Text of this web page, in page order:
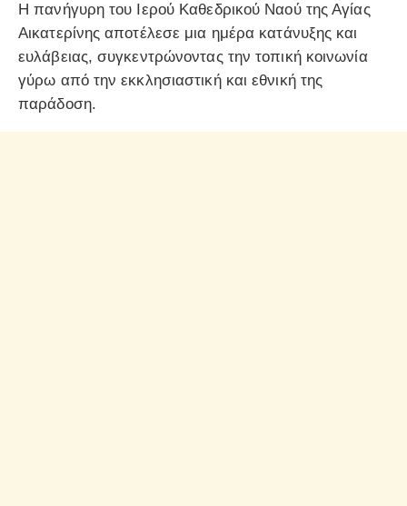
Η πανήγυρη του Ιερού Καθεδρικού Ναού της Αγίας
Αικατερίνης αποτέλεσε μια ημέρα κατάνυξης και
ευλάβειας, συγκεντρώνοντας την τοπική κοινωνία
γύρω από την εκκλησιαστική και εθνική της
παράδοση.